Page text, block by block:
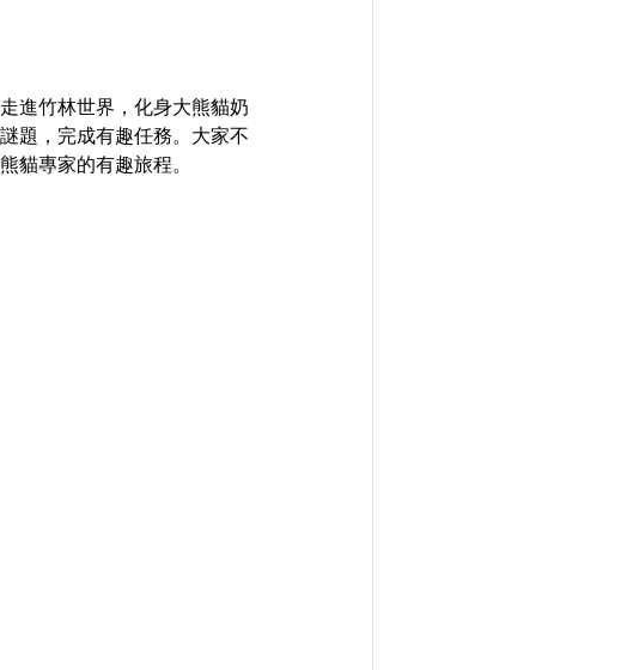
走進竹林世界，化身大熊貓奶
題，完成有趣任務。大家不
貓專家的有趣旅程。